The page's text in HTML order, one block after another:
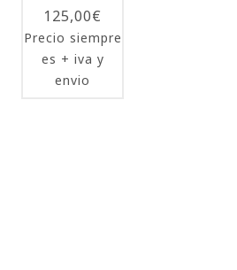
125,00€
Precio siempre
es + iva y
envio